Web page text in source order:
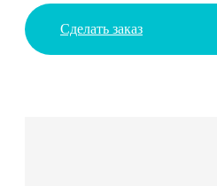
Сделать заказ